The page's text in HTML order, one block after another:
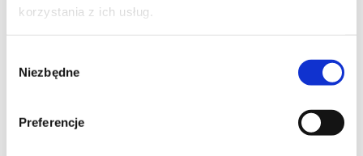
korzystania z ich usług.
zgody
Niezbędne
Preferencje
Regulamin płatności online